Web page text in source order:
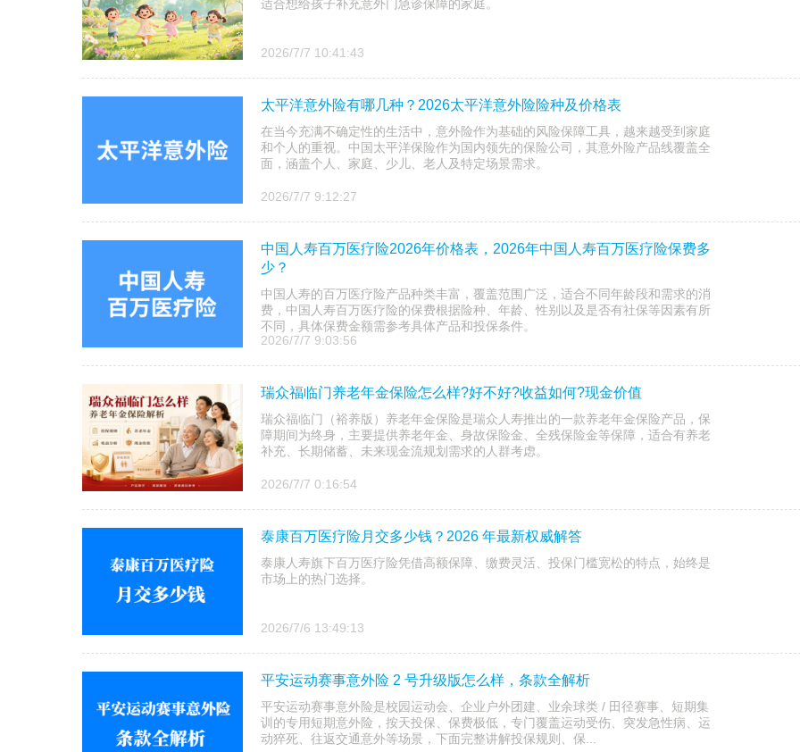
适合想给孩子补充意外门急诊保障的家庭。
2026/7/7 10:41:43
太平洋意外险有哪几种？2026太平洋意外险险种及价格表
在当今充满不确定性的生活中，意外险作为基础的风险保障工具，越来越受到家庭
和个人的重视。中国太平洋保险作为国内领先的保险公司，其意外险产品线覆盖全
面，涵盖个人、家庭、少儿、老人及特定场景需求。
2026/7/7 9:12:27
中国人寿百万医疗险2026年价格表，2026年中国人寿百万医疗险保费多
少？
中国人寿的百万医疗险产品种类丰富，覆盖范围广泛，适合不同年龄段和需求的消
费，‌中国人寿百万医疗险的保费根据险种、年龄、性别以及是否有社保等因素有所
不同，具体保费金额需参考具体产品和投保条件‌。
2026/7/7 9:03:56
瑞众福临门养老年金保险怎么样?好不好?收益如何?现金价值
瑞众福临门（裕养版）养老年金保险是瑞众人寿推出的一款养老年金保险产品，保
障期间为终身，主要提供养老年金、身故保险金、全残保险金等保障，适合有养老
补充、长期储蓄、未来现金流规划需求的人群考虑。
2026/7/7 0:16:54
泰康百万医疗险月交多少钱？2026 年最新权威解答
泰康人寿旗下百万医疗险凭借高额保障、缴费灵活、投保门槛宽松的特点，始终是
市场上的热门选择。
2026/7/6 13:49:13
平安运动赛事意外险 2 号升级版怎么样，条款全解析
平安运动赛事意外险是校园运动会、企业户外团建、业余球类 / 田径赛事、短期集
训的专用短期意外险，按天投保、保费极低，专门覆盖运动受伤、突发急性病、运
动猝死、往返交通意外等场景，下面完整讲解投保规则、保...